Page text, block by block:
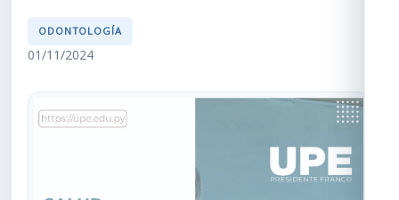
ODONTOLOGÍA
01/11/2024